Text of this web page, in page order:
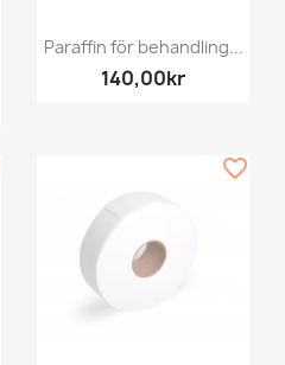
Paraffin för behandling...
140,00kr
favorite_border